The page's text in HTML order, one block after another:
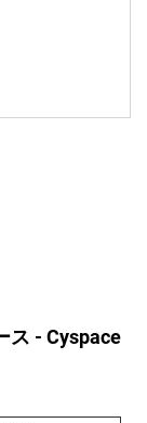
ス - Cyspace